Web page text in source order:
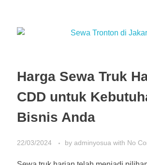
Harga Sewa Truk
CDD untuk
Bisnis Anda
22/03/2024 by adminyosua with No